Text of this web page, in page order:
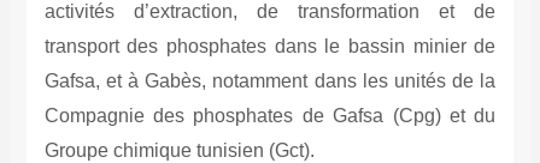
activités d’extraction, de transformation et de
transport des phosphates dans le bassin minier de
Gafsa, et à Gabès, notamment dans les unités de la
Compagnie des phosphates de Gafsa (Cpg) et du
Groupe chimique tunisien (Gct).